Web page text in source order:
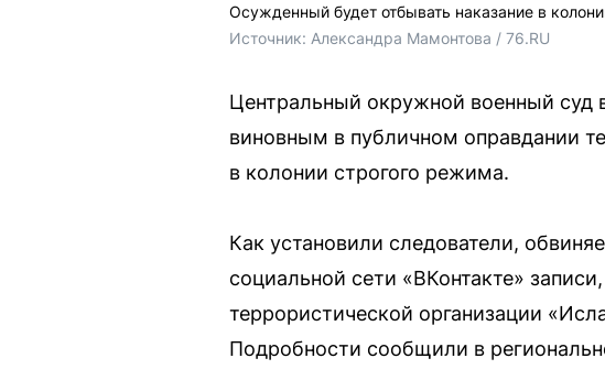
Осужденный будет отбывать наказание в
Источник: Александра Мамонтова / 76.RU
Центральный окружной военный
виновным в публичном оправдании
в колонии строгого режима.
Как установили следователи,
социальной сети «ВКонтакте»
террористической организации
Подробности сообщили в